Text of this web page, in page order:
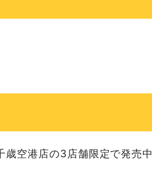
歳空港店の3店舗限定で発売中